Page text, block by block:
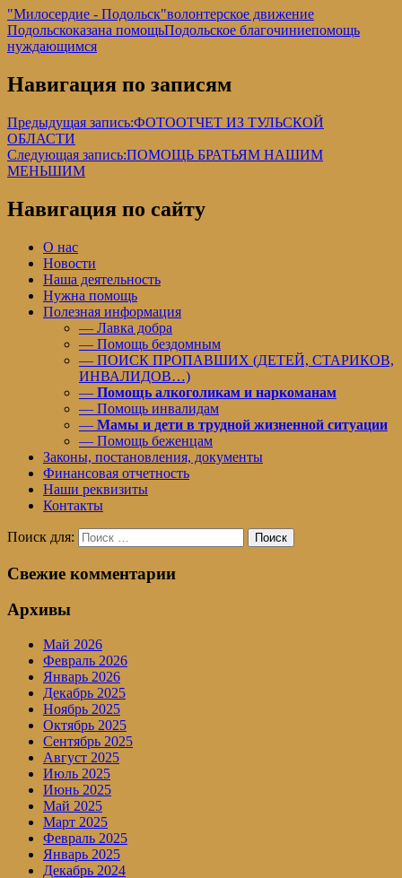
"Милосердие - Подольск"волонтерское движение
Подольскоказана помощьПодольское благочиниепомощь
нуждающимся
Навигация по записям
Предыдущая запись:ФОТООТЧЕТ ИЗ ТУЛЬСКОЙ
ОБЛАСТИ
Следующая запись:ПОМОЩЬ БРАТЬЯМ НАШИМ
МЕНЬШИМ
Навигация по сайту
О нас
Новости
Наша деятельность
Нужна помощь
Полезная информация
— Лавка добра
— Помощь бездомным
— ПОИСК ПРОПАВШИХ (ДЕТЕЙ, СТАРИКОВ,
ИНВАЛИДОВ…)
— Помощь алкоголикам и наркоманам
— Помощь инвалидам
— Мамы и дети в трудной жизненной ситуации
— Помощь беженцам
Законы, постановления, документы
Финансовая отчетность
Наши реквизиты
Контакты
Поиск для: Поиск
Свежие комментарии
Архивы
Май 2026
Февраль 2026
Январь 2026
Декабрь 2025
Ноябрь 2025
Октябрь 2025
Сентябрь 2025
Август 2025
Июль 2025
Июнь 2025
Май 2025
Март 2025
Февраль 2025
Январь 2025
Декабрь 2024